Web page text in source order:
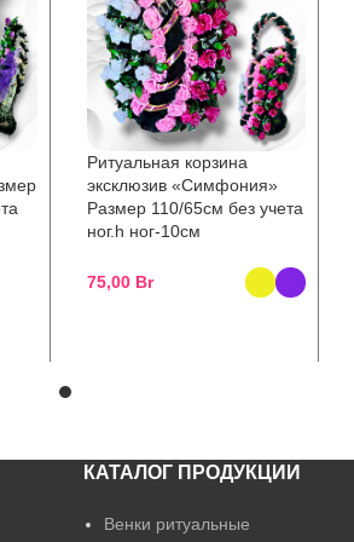
Ритуальная корзина
эксклюзив «Симфония»
Размер 110/65см без учета
ног.h ног-10см
75,00 Br
КАТАЛОГ ПРОДУКЦИИ
Венки ритуальные